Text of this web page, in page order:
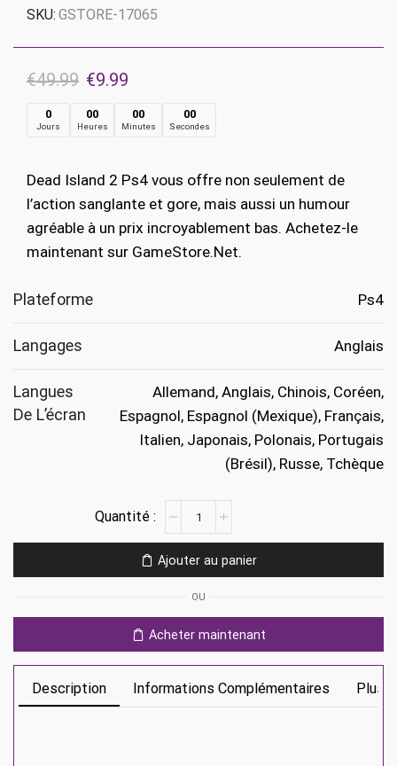
SKU: GSTORE-17065
€49.99 Le
prix
initial
€49.99.
€9.99
prix
actuel
€9.99.
0
Jours
00
Heures
00
Minutes
00
Secondes
Dead Island 2 Ps4 vous offre non seulement de
l’action sanglante et gore, mais aussi un humour
agréable à un prix incroyablement bas. Achetez-le
maintenant sur GameStore.Net.
Plateforme Ps4
Langages Anglais
Langues
De L’écran
Allemand, Anglais, Chinois, Coréen,
Espagnol, Espagnol (Mexique), Français,
Italien, Japonais, Polonais, Portugais
(Brésil), Russe, Tchèque
Dead
Island
Ajouter au panier
OU
Acheter maintenant
Description Informations Complémentaires Plus